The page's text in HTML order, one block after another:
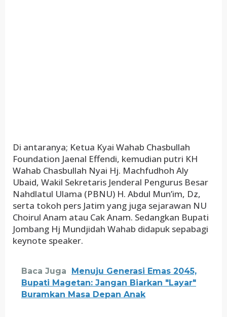
Di antaranya; Ketua Kyai Wahab Chasbullah
Foundation Jaenal Effendi, kemudian putri KH
Wahab Chasbullah Nyai Hj. Machfudhoh Aly
Ubaid, Wakil Sekretaris Jenderal Pengurus Besar
Nahdlatul Ulama (PBNU) H. Abdul Mun’im, Dz,
serta tokoh pers Jatim yang juga sejarawan NU
Choirul Anam atau Cak Anam. Sedangkan Bupati
Jombang Hj Mundjidah Wahab didapuk sepabagi
keynote speaker.
Baca Juga
Menuju Generasi Emas 2045,
Bupati Magetan: Jangan Biarkan "Layar"
Buramkan Masa Depan Anak